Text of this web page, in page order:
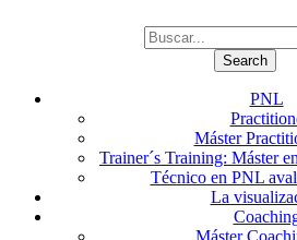
PNL
Máster
Trainer´s Training: Máster
Técnico en PNL
La
Máster